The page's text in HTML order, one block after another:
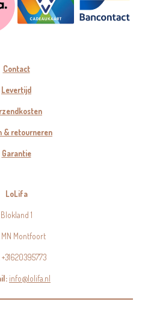
Contact
Levertijd
& retourneren
Garantie
LoLifa
Blokland 1
MN Montfoort
+31620395773
info@lolifa.nl